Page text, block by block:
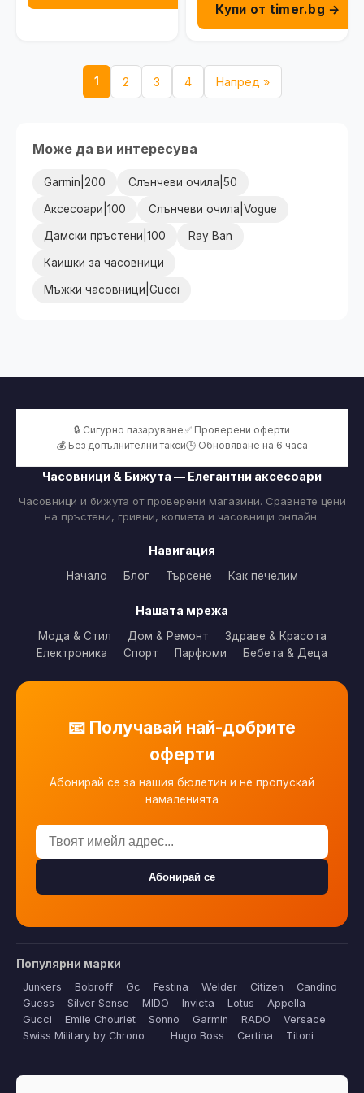
Купи от timer.bg →
1 2 3 4 Напред »
Може да ви интересува
Garmin|200 Слънчеви очила|50
Аксесоари|100 Слънчеви очила|Vogue
Дамски пръстени|100 Ray Ban
Каишки за часовници
Мъжки часовници|Gucci
🔒 Сигурно пазаруване✅ Проверени оферти
💰 Без допълнителни такси🕒 Обновяване на 6 часа
Часовници & Бижута — Елегантни аксесоари
Часовници и бижута от проверени магазини. Сравнете цени
на пръстени, гривни, колиета и часовници онлайн.
Навигация
Начало Блог Търсене Как печелим
Нашата мрежа
Мода & Стил Дом & Ремонт
Здраве & Красота
Електроника
Спорт Парфюми Бебета & Деца
📧 Получавай най-добрите
оферти
Абонирай се за нашия бюлетин и не пропускай
намаленията
Абонирай се
Популярни марки
Junkers Bobroff Gc Festina Welder Citizen
Candino
Guess
Silver Sense MIDO Invicta Lotus
Appella
Gucci
Emile Chouriet Sonno Garmin RADO
Versace
Swiss Military by Chrono
Hugo Boss Certina Titoni